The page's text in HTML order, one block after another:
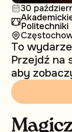
30
Politechniki
To
Przejdź na
aby